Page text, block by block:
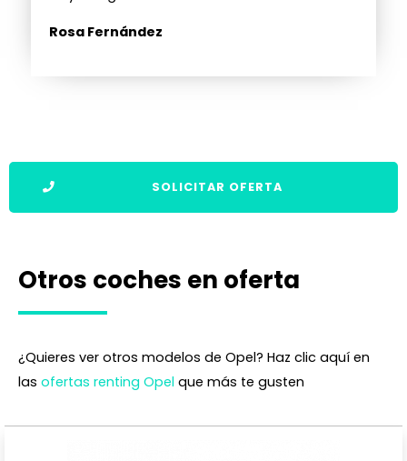
Rosa Fernández
SOLICITAR OFERTA
Otros coches en oferta
¿Quieres ver otros modelos de Opel? Haz clic aquí en
las ofertas renting Opel que más te gusten